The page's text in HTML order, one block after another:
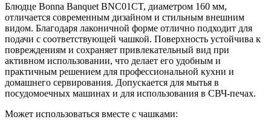
Блюдце Bonna Banquet BNC01CT, диаметром 160 мм,
отличается современным дизайном и стильным внешним
видом. Благодаря лаконичной форме отлично подходит для
подачи с соответствующей чашкой. Поверхность устойчива к
повреждениям и сохраняет привлекательный вид при
активном использовании, что делает его удобным и
практичным решением для профессиональной кухни и
домашнего сервирования. Допускается для мытья в
посудомоечных машинах и для использования в СВЧ-печах.
Может использоваться вместе с чашками: